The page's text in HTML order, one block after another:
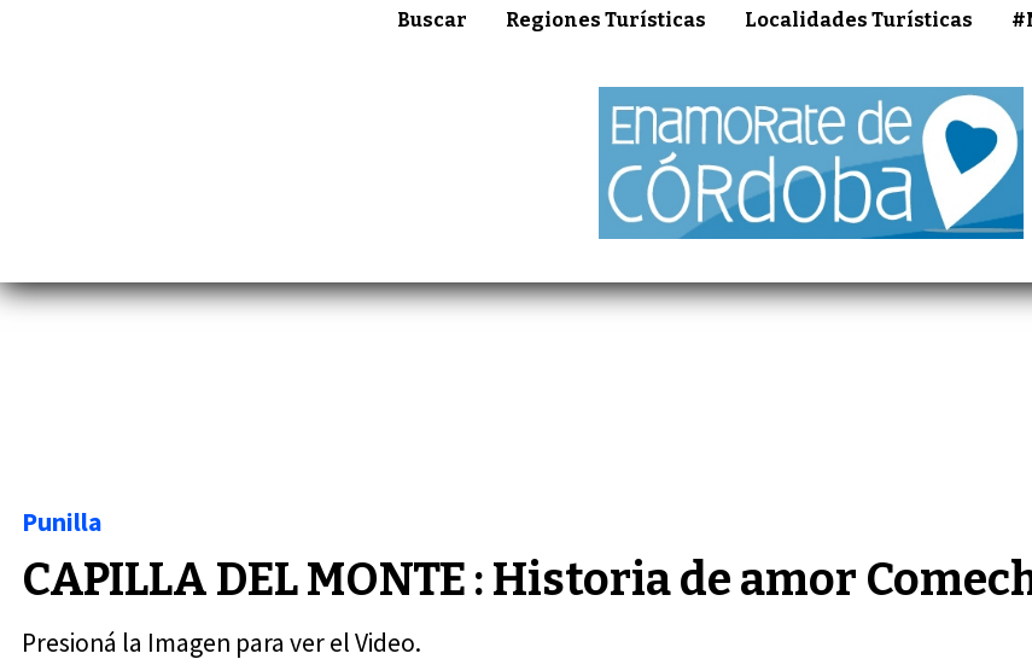
Buscar Regiones Turísticas Localidades Turísticas
CAPILLA DEL MONTE : Historia de amor
Presioná la Imagen para ver el Video.
Punilla